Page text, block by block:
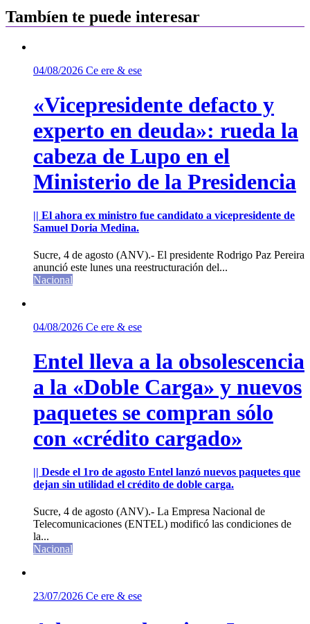
Tambíen te puede interesar
04/08/2026 Ce ere & ese
«Vicepresidente defacto y
experto en deuda»: rueda la
cabeza de Lupo en el
Ministerio de la Presidencia
|| El ahora ex ministro fue candidato a vicepresidente de
Samuel Doria Medina.
Sucre, 4 de agosto (ANV).- El presidente Rodrigo Paz Pereira
anunció este lunes una reestructuración del...
Nacional
04/08/2026 Ce ere & ese
Entel lleva a la obsolescencia
a la «Doble Carga» y nuevos
paquetes se compran sólo
con «crédito cargado»
|| Desde el 1ro de agosto Entel lanzó nuevos paquetes que
dejan sin utilidad el crédito de doble carga.
Sucre, 4 de agosto (ANV).- La Empresa Nacional de
Telecomunicaciones (ENTEL) modificó las condiciones de
la...
Nacional
23/07/2026 Ce ere & ese